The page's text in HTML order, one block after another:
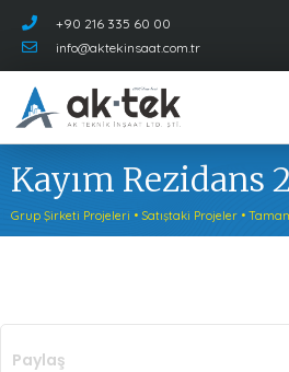
+90 216 335 60 00
info@aktekinsaat.com.tr
Kayım Rezidans
Grup Şirketi Projeleri • Satıştaki Projeler •
Paylaş